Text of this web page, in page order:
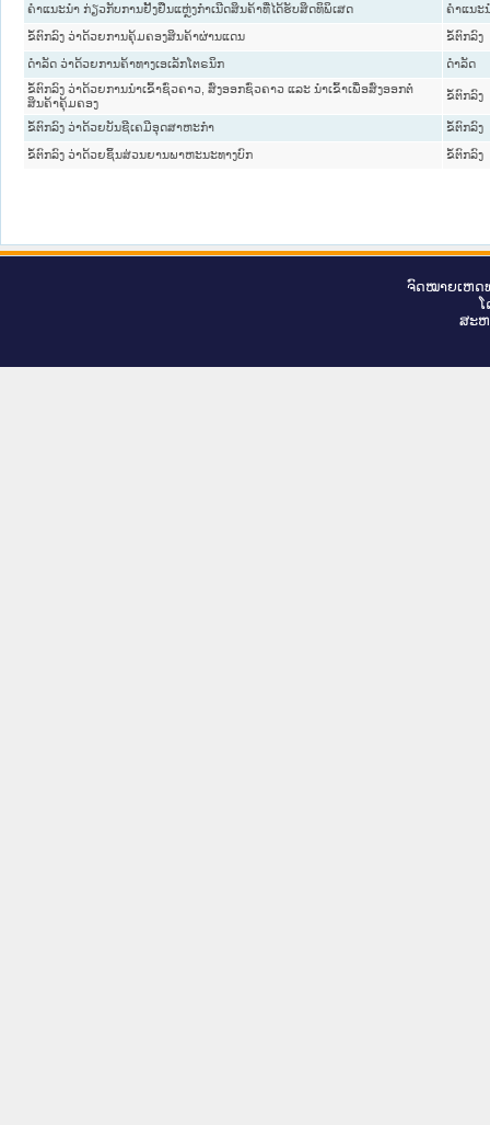
ຄໍາແນະນໍາ ກ່ຽວກັບການຢັ້ງຢືນແຫຼ່ງກໍາເນີດສິນຄ້າທີ່ໄດ້ຮັບສິດທິພິເສດ ຄໍາແນະ
ຂໍ້ຕົກລົງ ວ່າດ້ວຍການຄຸ້ມຄອງສິນຄ້າຜ່ານແດນ ຂໍ້ຕົກລົງ
ດຳລັດ ວ່າດ້ວຍການຄ້າທາງເອເລັກໂຕຣນິກ
ດໍາລັດ
ຂໍ້ຕົກລົງ ວ່າດ້ວຍການນໍາເຂົ້າຊົ່ວຄາວ, ສົ່ງອອກຊົ່ວຄາວ ແລະ ນໍາເຂົ້າເພື່ອສົ່ງອອກຕໍ່
ສິນຄ້າຄຸ້ມຄອງ
ຂໍ້ຕົກລົງ
ຂໍ້ຕົກລົງ ວ່າດ້ວຍບັນຊີເຄມີອຸດສາຫະກໍາ ຂໍ້ຕົກລົງ
ຂໍ້ຕົກລົງ ວ່າດ້ວຍຊິ້ນສ່ວນຍານພາຫະນະທາງບົກ ຂໍ້ຕົກລົງ
ຈົດ​ໝາຍ​ເຫດ​
ສະ​ຫ